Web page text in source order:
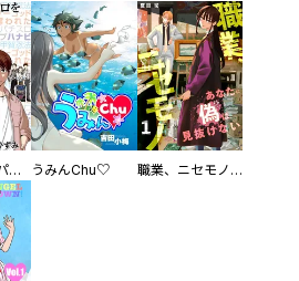
回胴創世記 パチスロを創った男達 うみんChu♡ 職業、ニセモノ～あなたに偽は見抜けない【電子単行本版】